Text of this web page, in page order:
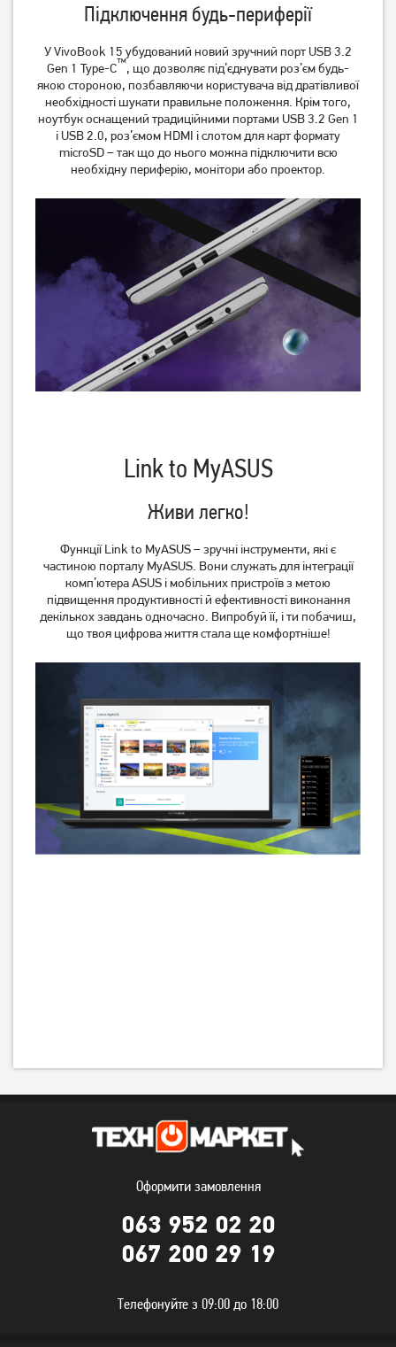
Підключення будь-периферії
У VivoBook 15 убудований новий зручний порт USB 3.2
Gen 1 Type-C™, що дозволяє під’єднувати роз’єм будь-
якою стороною, позбавляючи користувача від дратівливої
необхідності шукати правильне положення. Крім того,
ноутбук оснащений традиційними портами USB 3.2 Gen 1
і USB 2.0, роз’ємом HDMI і слотом для карт формату
microSD – так що до нього можна підключити всю
необхідну периферію, монітори або проектор.
Link to MyASUS
Живи легко!
Функції Link to MyASUS – зручні інструменти, які є
частиною порталу MyASUS. Вони служать для інтеграції
комп’ютера ASUS і мобільних пристроїв з метою
підвищення продуктивності й ефективності виконання
декількох завдань одночасно. Випробуй її, і ти побачиш,
що твоя цифрова життя стала ще комфортніше!
Оформити замовлення
063 952 02 20
067 200 29 19
Телефонуйте з 09:00 до 18:00